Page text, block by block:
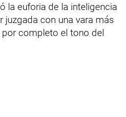
la euforia de la inteligencia
juzgada con una vara más
completo el tono del